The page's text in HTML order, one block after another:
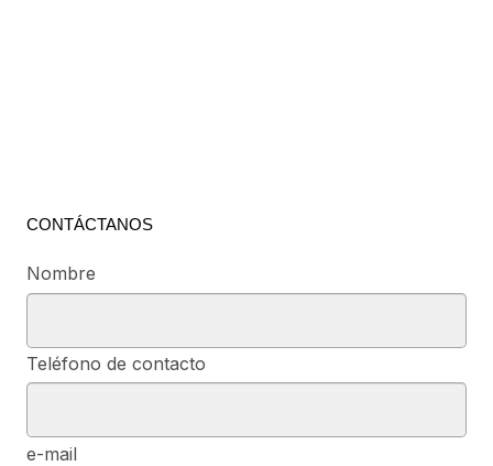
CONTÁCTANOS
Nombre
Teléfono de contacto
e-mail